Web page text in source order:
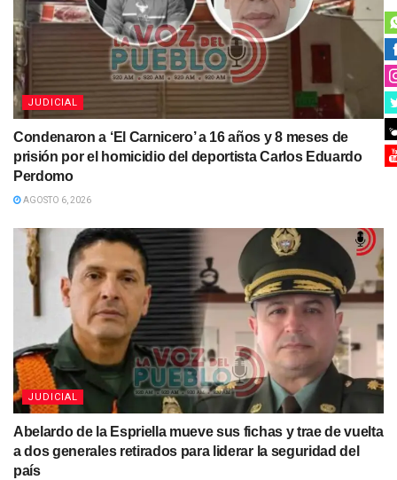
JUDICIAL
Condenaron a ‘El Carnicero’ a 16 años y 8 meses de
prisión por el homicidio del deportista Carlos Eduardo
Perdomo
AGOSTO 6, 2026
JUDICIAL
Abelardo de la Espriella mueve sus fichas y trae de vuelta
a dos generales retirados para liderar la seguridad del
país